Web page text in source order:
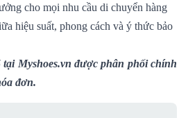
cho mọi nhu cầu di chuyển hàng
hiệu suất, phong cách và ý thức bảo
tại Myshoes.vn được phân phối chính
đơn.